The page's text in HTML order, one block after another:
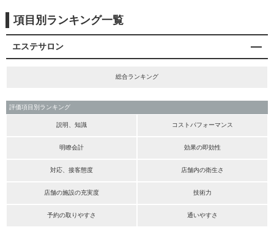
項目別ランキング一覧
エステサロン
総合ランキング
評価項目別ランキング
説明、知識 コストパフォーマンス
明瞭会計 効果の即効性
対応、接客態度 店舗内の衛生さ
店舗の施設の充実度 技術力
予約の取りやすさ 通いやすさ